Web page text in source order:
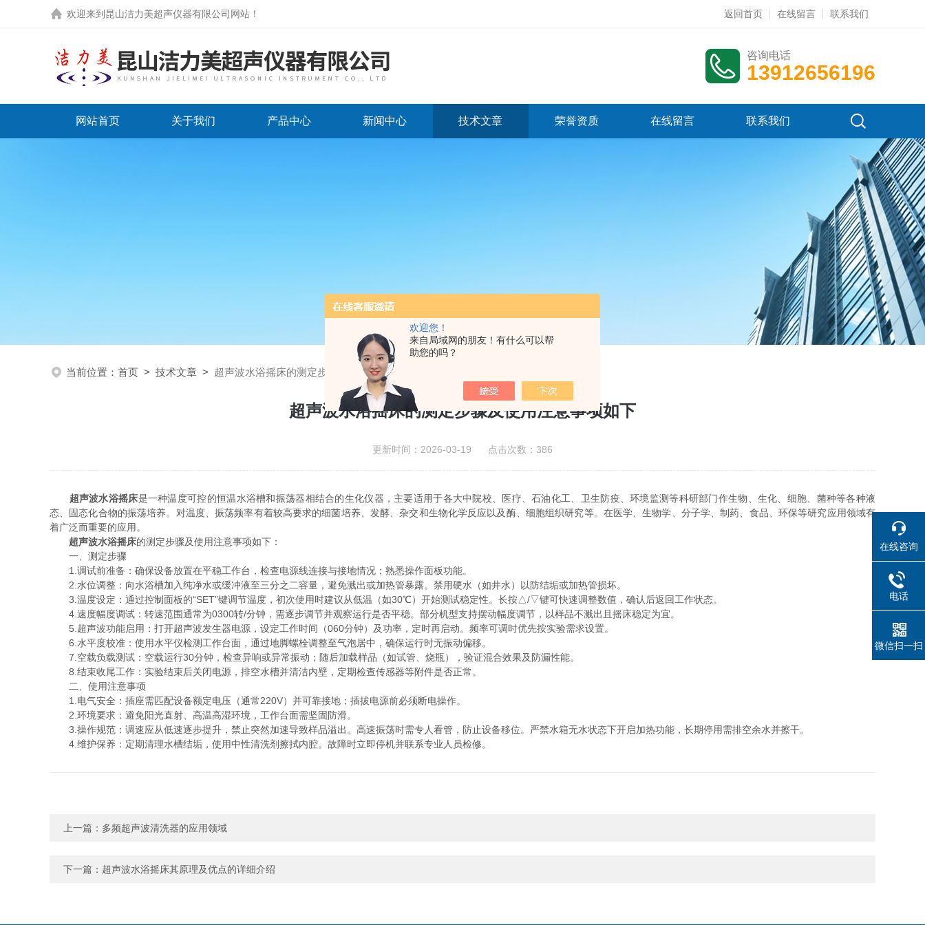
欢迎您！
来自局域网的朋友！有什么可以帮
助您的吗？
欢迎来到 昆山洁力美超声仪器有限公司网站 ！ 返回首页 在线留言 联系我们
咨询电话
13912656196
网站首页 关于我们 产品中心 新闻中心 技术文章 荣誉资质 在线留言 联系我们
当前位置： 首页 > 技术文章 > 超声波水浴摇床的测定步骤及使用注意事项如下
超声波水浴摇床的测定步骤及使用注意事项如下
更新时间：2026-03-19 点击次数：386
超声波水浴摇床是一种温度可控的恒温水浴槽和振荡器相结合的生化仪器，主要适用于各大中院校、医疗、石油化工、卫生防疫、环境监测等科研部门作生物、生化、细胞、菌种等各种液
态、固态化合物的振荡培养。对温度、振荡频率有着较高要求的细菌培养、发酵、杂交和生物化学反应以及酶、细胞组织研究等。在医学、生物学、分子学、制药、食品、环保等研究应用领域有
着广泛而重要的应用。
超声波水浴摇床的测定步骤及使用注意事项如下：
一、测定步骤
1.调试前准备：确保设备放置在平稳工作台，检查电源线连接与接地情况；熟悉操作面板功能。
2.水位调整：向水浴槽加入纯净水或缓冲液至三分之二容量，避免溅出或加热管暴露。禁用硬水（如井水）以防结垢或加热管损坏。
3.温度设定：通过控制面板的“SET”键调节温度，初次使用时建议从低温（如30℃）开始测试稳定性。长按△/▽键可快速调整数值，确认后返回工作状态。
4.速度幅度调试：转速范围通常为0300转/分钟，需逐步调节并观察运行是否平稳。部分机型支持摆动幅度调节，以样品不溅出且摇床稳定为宜。
5.超声波功能启用：打开超声波发生器电源，设定工作时间（060分钟）及功率，定时再启动。频率可调时优先按实验需求设置。
6.水平度校准：使用水平仪检测工作台面，通过地脚螺栓调整至气泡居中，确保运行时无振动偏移。
7.空载负载测试：空载运行30分钟，检查异响或异常振动；随后加载样品（如试管、烧瓶），验证混合效果及防漏性能。
8.结束收尾工作：实验结束后关闭电源，排空水槽并清洁内壁，定期检查传感器等附件是否正常。
二、使用注意事项
1.电气安全：插座需匹配设备额定电压（通常220V）并可靠接地；插拔电源前必须断电操作。
2.环境要求：避免阳光直射、高温高湿环境，工作台面需坚固防滑。
3.操作规范：调速应从低速逐步提升，禁止突然加速导致样品溢出。高速振荡时需专人看管，防止设备移位。严禁水箱无水状态下开启加热功能，长期停用需排空余水并擦干。
4.维护保养：定期清理水槽结垢，使用中性清洗剂擦拭内腔。故障时立即停机并联系专业人员检修。
上一篇： 多频超声波清洗器的应用领域
下一篇： 超声波水浴摇床其原理及优点的详细介绍
在线咨询
电话
微信扫一扫